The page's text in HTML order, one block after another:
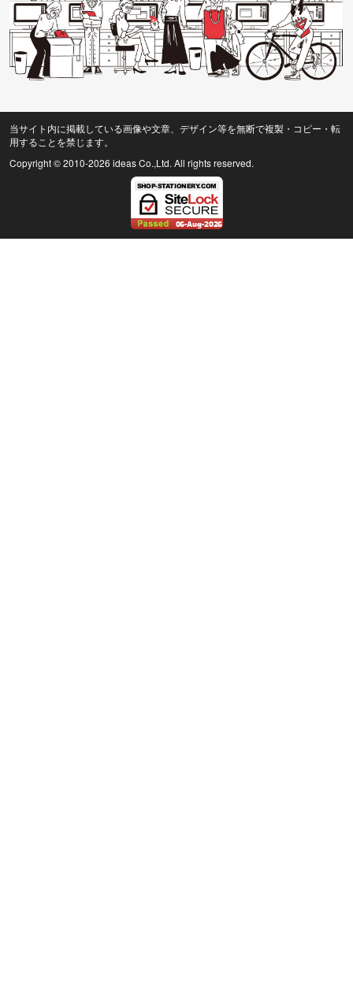
当サイト内に掲載している画像や文章、デザイン等を無断で複製・コピー・転
用することを禁じます。
Copyright © 2010-2026 ideas Co.,Ltd. All rights reserved.